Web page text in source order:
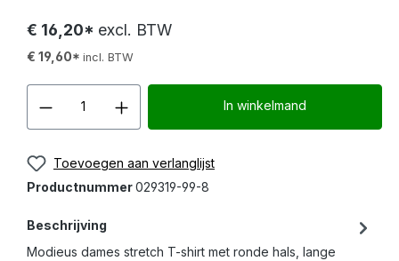
€ 16,20* excl. BTW
€ 19,60* incl. BTW
Producthoeveelheid:
In winkelmand
Toevoegen aan verlanglijst
Productnummer029319-99-8
Beschrijving
Modieus dames stretch T-shirt met ronde hals, lange